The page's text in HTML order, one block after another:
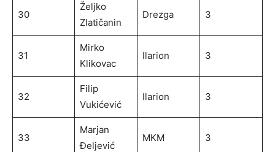
30
Željko
Zlatičanin
Drezga 3
31
Mirko
Klikovac
Ilarion 3
32
Filip
Vukićević
Ilarion 3
33
Marjan
Đeljević
MKM 3